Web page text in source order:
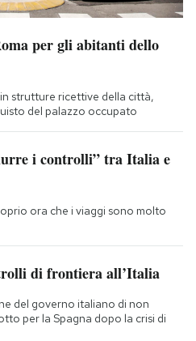
per gli abitanti dello
strutture ricettive della città,
del palazzo occupato
i controlli” tra Italia e
ora che i viaggi sono molto
di frontiera all’Italia
del governo italiano di non
per la Spagna dopo la crisi di